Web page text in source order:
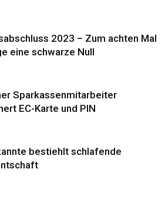
2023 – Zum achten Mal
eine schwarze Null
Sparkassenmitarbeiter
EC-Karte und PIN
bestiehlt schlafende